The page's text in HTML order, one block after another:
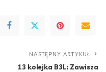
NASTĘPNY ARTYKUŁ
13 kolejka B3L: Zawisza